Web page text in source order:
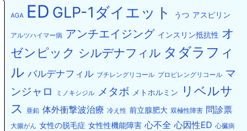
AGA ED GLP-1ダイエット うつ アスピリン
アルツハイマー病 アンチエイジング インスリン抵抗性 オ
ゼンピック シルデナフィル タダラフィ
ル バルデナフィル ブチレングリコール プロピレングリコール マ
ンジャロ
ミノキシジル メタボ メトホルミン
リベルサ
ス
亜鉛 体外衝撃波治療 冷え性 前立腺肥大 双極性障害 問診票
大腸がん 女性の脱毛症 女性性機能障害 心不全 心因性ED 心臓病